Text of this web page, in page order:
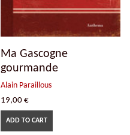
Ma Gascogne
gourmande
Alain Paraillous
19,00€
ADD TO CART